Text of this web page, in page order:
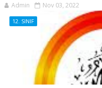
Admin Nov 03, 2022
12. SINIF